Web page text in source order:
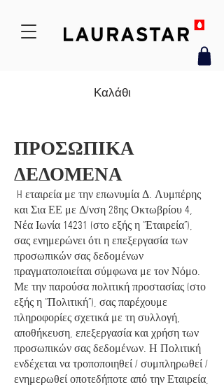
Καλάθι
ΠΡΟΣΩΠΙΚΑ
ΔΕΔΟΜΕΝΑ
H εταιρεία με την επωνυμία Δ. Λυμπέρης
και Σια ΕΕ με Δ/νση 28ης Οκτωβρίου 4,
Νέα Ιωνία 14231 (στο εξής η “Εταιρεία”),
σας ενημερώνει ότι η επεξεργασία των
προσωπικών σας δεδομένων
πραγματοποιείται σύμφωνα με τον Νόμο.
Με την παρούσα πολιτική προστασίας (στο
εξής η “Πολιτική”), σας παρέχουμε
πληροφορίες σχετικά με τη συλλογή,
αποθήκευση, επεξεργασία και χρήση των
προσωπικών σας δεδομένων. Η Πολιτική
ενδέχεται να τροποποιηθεί / συμπληρωθεί /
ενημερωθεί οποτεδήποτε από την Εταιρεία,